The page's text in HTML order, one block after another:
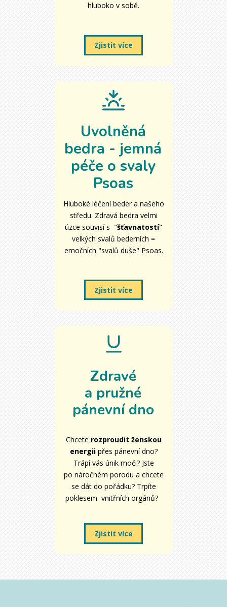
hluboko v sobě.
Zjistit více
Uvolněná
bedra - jemná
péče o svaly
Psoas
Hluboké léčení beder a našeho
středu. Zdravá bedra velmi
úzce souvisí s "šťavnatostí"
velkých svalů bederních =
emočních "svalů duše" Psoas.
Zjistit více
Zdravé
a pružné
pánevní dno
Chcete rozproudit ženskou
energiipřes pánevní dno?
Trápí vás únik moči? Jste
po náročném porodu a chcete
se dát do pořádku? Trpíte
poklesem vnitřních orgánů?
Zjistit více